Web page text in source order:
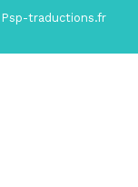
traductions.fr